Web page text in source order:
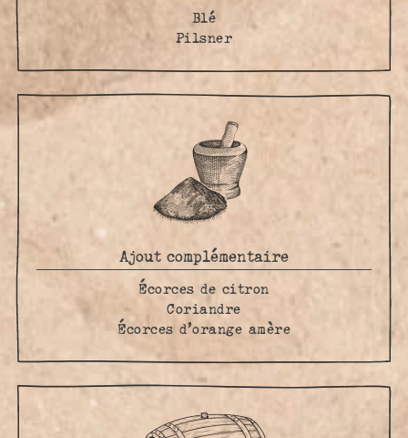
Blé
Pilsner
Ajout complémentaire
Écorces de citron
Coriandre
Écorces d’orange amère